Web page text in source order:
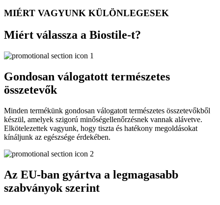
MIÉRT VAGYUNK KÜLÖNLEGESEK
Miért válassza a Biostile-t?
Gondosan válogatott természetes
összetevők
Minden termékünk gondosan válogatott természetes összetevőkből
készül, amelyek szigorú minőségellenőrzésnek vannak alávetve.
Elkötelezettek vagyunk, hogy tiszta és hatékony megoldásokat
kínáljunk az egészsége érdekében.
Az EU-ban gyártva a legmagasabb
szabványok szerint